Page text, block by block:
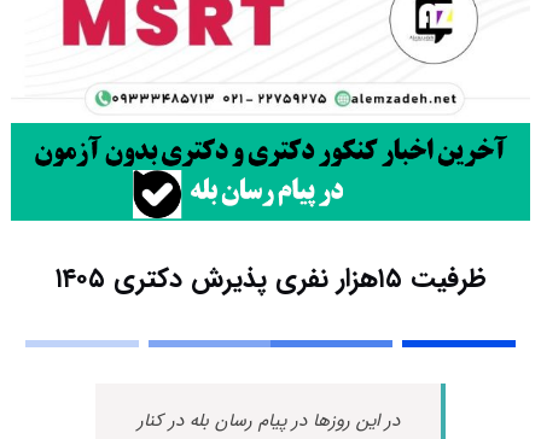
ظرفیت ۱۵هزار نفری پذیرش دکتری ۱۴۰۵
در این روزها در پیام رسان بله در کنار